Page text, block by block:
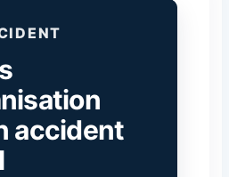
accident